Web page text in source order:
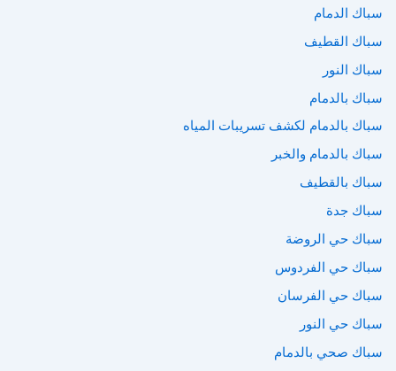
سباك الدمام
سباك القطيف
سباك النور
سباك بالدمام
سباك بالدمام لكشف تسريبات المياه
سباك بالدمام والخبر
سباك بالقطيف
سباك جدة
سباك حي الروضة
سباك حي الفردوس
سباك حي الفرسان
سباك حي النور
سباك صحي بالدمام